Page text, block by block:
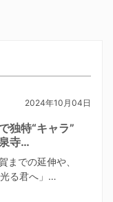
2024年10月04日
独特“キャラ”
寺…
までの延伸や、
る君へ」…